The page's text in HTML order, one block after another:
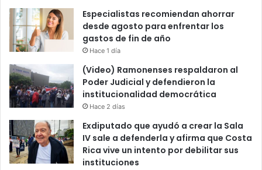
Especialistas recomiendan ahorrar
desde agosto para enfrentar los
gastos de fin de año
Hace 1 día
(Video) Ramonenses respaldaron al
Poder Judicial y defendieron la
institucionalidad democrática
Hace 2 días
Exdiputado que ayudó a crear la Sala
IV sale a defenderla y afirma que Costa
Rica vive un intento por debilitar sus
instituciones